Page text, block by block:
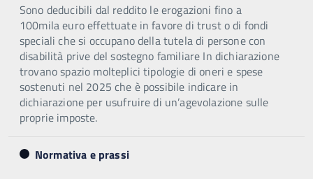
Sono deducibili dal reddito le erogazioni fino a
100mila euro effettuate in favore di trust o di fondi
speciali che si occupano della tutela di persone con
disabilità prive del sostegno familiare In dichiarazione
trovano spazio molteplici tipologie di oneri e spese
sostenuti nel 2025 che è possibile indicare in
dichiarazione per usufruire di un’agevolazione sulle
proprie imposte.
Normativa e prassi